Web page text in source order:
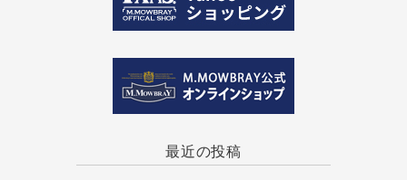
最近の投稿